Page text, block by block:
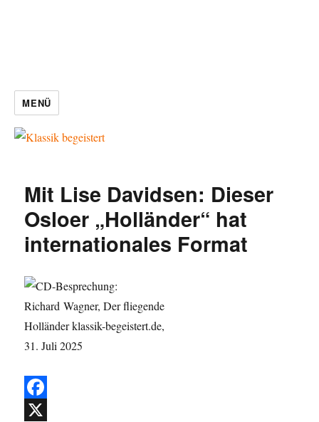
MENÜ
Mit Lise Davidsen: Dieser
Osloer „Holländer“ hat
internationales Format
F